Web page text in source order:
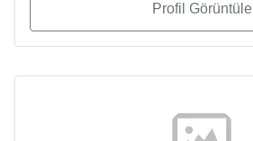
Profil Görüntüle